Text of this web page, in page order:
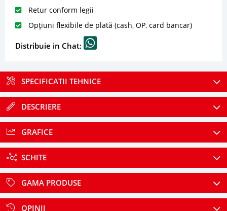
Retur conform legii
Opțiuni flexibile de plată (cash, OP, card bancar)
Distribuie in Chat:
SPECIFICATII TEHNICE
DESCRIERE
GRAFICE
SCHITE
GAMA PRODUSE
OPINII